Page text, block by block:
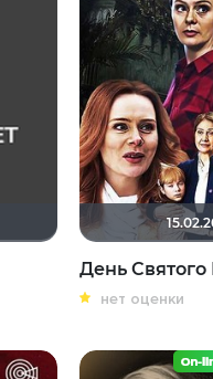
День Святого
нет оценки